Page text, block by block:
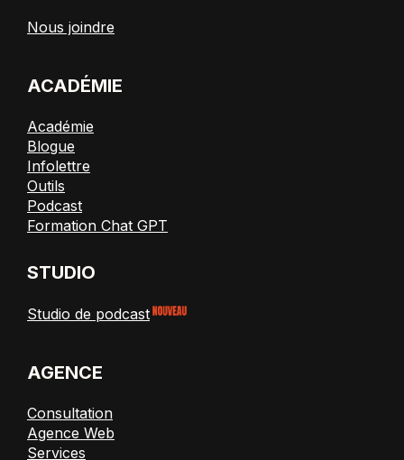
Nous joindre
ACADÉMIE
Académie
Blogue
Infolettre
Outils
Podcast
Formation Chat GPT
STUDIO
Studio de podcast
AGENCE
Consultation
Agence Web
Services